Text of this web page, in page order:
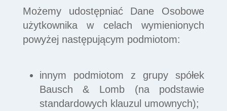
Możemy udostępniać Dane Osobowe
użytkownika w celach wymienionych
powyżej następującym podmiotom:
innym podmiotom z grupy spółek
Bausch & Lomb (na podstawie
standardowych klauzul umownych);